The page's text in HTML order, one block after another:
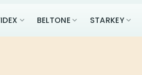
BELTONE STARKEY